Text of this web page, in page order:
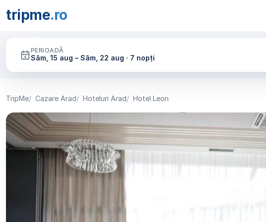
tripme.ro
PERIOADĂ
Sâm, 15 aug – Sâm, 22 aug · 7 nopți
TripMe Cazare Arad Hoteluri Arad Hotel Leon